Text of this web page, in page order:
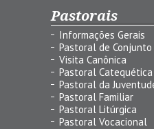
Pastorais
Informações Gerais
Pastoral de Conjunto
Visita Canônica
Pastoral Catequética
Pastoral da
Pastoral Familiar
Pastoral Litúrgica
Pastoral Vocacional